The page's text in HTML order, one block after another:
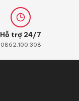
Hỗ trợ 24/7
0862.100.308